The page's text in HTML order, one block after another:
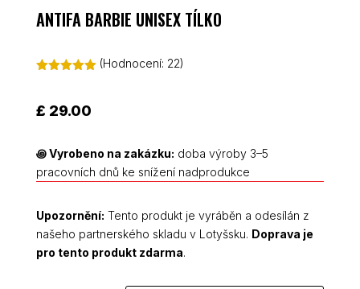
ANTIFA BARBIE UNISEX TÍLKO
základě
hodnocení
(Hodnocení: 22)
£ 29.00
꩜Vyrobeno na zakázku: doba výroby 3–5
pracovních dnů ke snížení nadprodukce
Upozornění: Tento produkt je vyráběn a odesílán z
našeho partnerského skladu v Lotyšsku. Doprava je
pro tento produkt zdarma.